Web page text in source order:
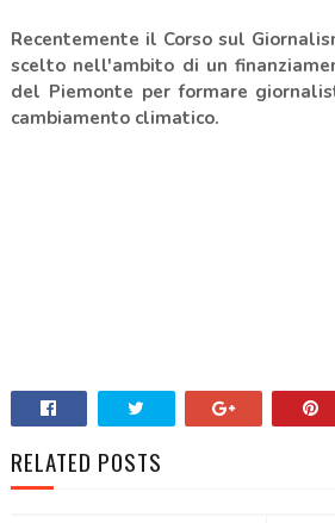
Recentemente il Corso sul
scelto nell'ambito di un
del Piemonte per formare
cambiamento climatico.
RELATED POSTS